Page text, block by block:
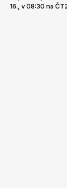
16., v 08:30 na